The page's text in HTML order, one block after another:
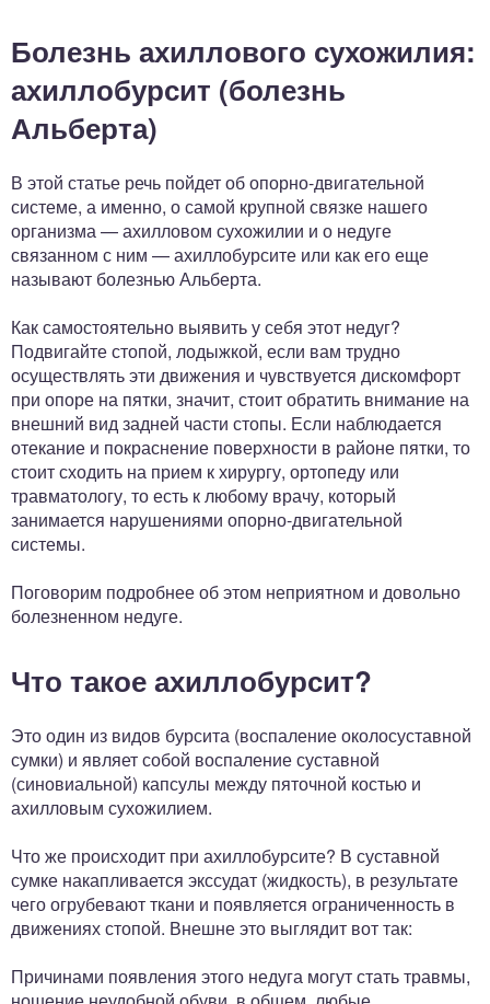
Болезнь ахиллового сухожилия:
ахиллобурсит (болезнь
Альберта)
В этой статье речь пойдет об опорно-двигательной
системе, а именно, о самой крупной связке нашего
организма — ахилловом сухожилии и о недуге
связанном с ним — ахиллобурсите или как его еще
называют болезнью Альберта.
Как самостоятельно выявить у себя этот недуг?
Подвигайте стопой, лодыжкой, если вам трудно
осуществлять эти движения и чувствуется дискомфорт
при опоре на пятки, значит, стоит обратить внимание на
внешний вид задней части стопы. Если наблюдается
отекание и покраснение поверхности в районе пятки, то
стоит сходить на прием к хирургу, ортопеду или
травматологу, то есть к любому врачу, который
занимается нарушениями опорно-двигательной
системы.
Поговорим подробнее об этом неприятном и довольно
болезненном недуге.
Что такое ахиллобурсит?
Это один из видов бурсита (воспаление околосуставной
сумки) и являет собой воспаление суставной
(синовиальной) капсулы между пяточной костью и
ахилловым сухожилием.
Что же происходит при ахиллобурсите? В суставной
сумке накапливается экссудат (жидкость), в результате
чего огрубевают ткани и появляется ограниченность в
движениях стопой. Внешне это выглядит вот так:
Причинами появления этого недуга могут стать травмы,